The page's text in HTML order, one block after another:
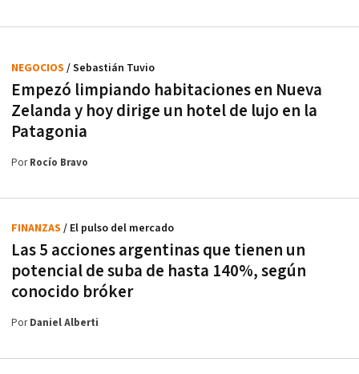
Empezó limpiando habitaciones en Nueva
Zelanda y hoy dirige un hotel de lujo en la
Patagonia
NEGOCIOS / Sebastián Tuvio
PorRocío Bravo
Las 5 acciones argentinas que tienen un
potencial de suba de hasta 140%, según
conocido bróker
FINANZAS / El pulso del mercado
PorDaniel Alberti